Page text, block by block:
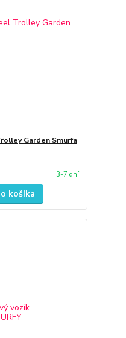
Garden Smurfa
3-7 dní
košíka